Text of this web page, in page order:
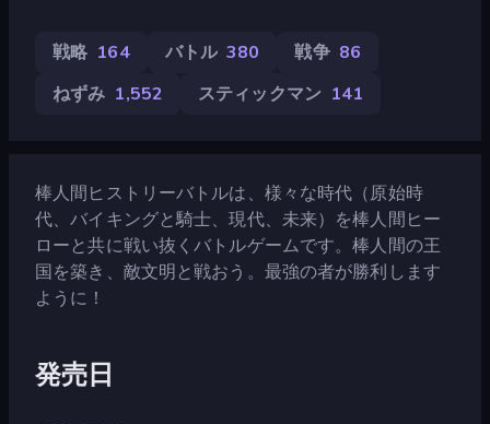
戦略 164 バトル 380 戦争 86
ねずみ 1,552 スティックマン 141
棒人間ヒストリーバトルは、様々な時代（原始時
代、バイキングと騎士、現代、未来）を棒人間ヒー
ローと共に戦い抜くバトルゲームです。棒人間の王
国を築き、敵文明と戦おう。最強の者が勝利します
ように！
発売日